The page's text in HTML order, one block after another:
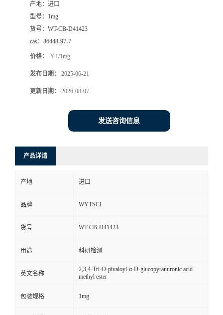
产地： 进口
型号： 1mg
货号： WT-CB-D41423
cas： 86448-97-7
价格： ￥1/1mg
发布日期： 2025-06-21
更新日期： 2026-08-07
发送咨询信息
产品详请
产地 进口
品牌 WYTSCI
货号 WT-CB-D41423
用途 科研检测
英文名称
2,3,4-Tri-O-pivaloyl-α-D-glucopyranuronic acid
methyl ester
包装规格 1mg